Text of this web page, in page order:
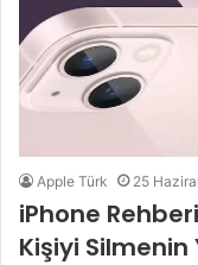
Apple Türk 25
iPhone
Kişiyi Silmenin